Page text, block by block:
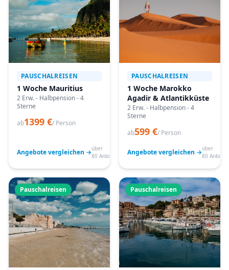
PAUSCHALREISEN
1 Woche Mauritius
2 Erw. - Halbpension - 4
Sterne
ab1399 €/ Person
Angebote vergleichen →über
80 Anbieter
PAUSCHALREISEN
1 Woche Marokko
Agadir & Atlantikküste
2 Erw. - Halbpension - 4
Sterne
ab599 €/ Person
Angebote vergleichen →über
80
Pauschalreisen Pauschalreisen